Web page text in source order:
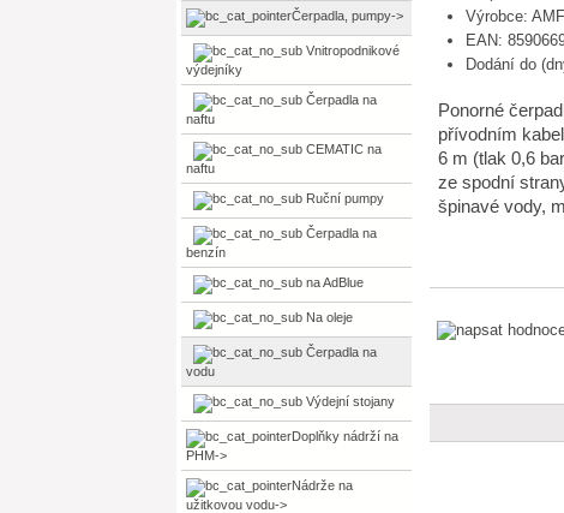
Čerpadla, pumpy->
Vnitropodnikové
výdejníky
Čerpadla na
naftu
CEMATIC na
naftu
Ruční pumpy
Čerpadla na
benzín
na AdBlue
Na oleje
Čerpadla na
vodu
Výdejní stojany
Doplňky nádrží na
PHM->
Nádrže na
užitkovou vodu->
Výrobce:
EAN:
Dodání do
Ponorné
přívodním
6 m (tlak 0,6
ze spodní
špinavé vody,